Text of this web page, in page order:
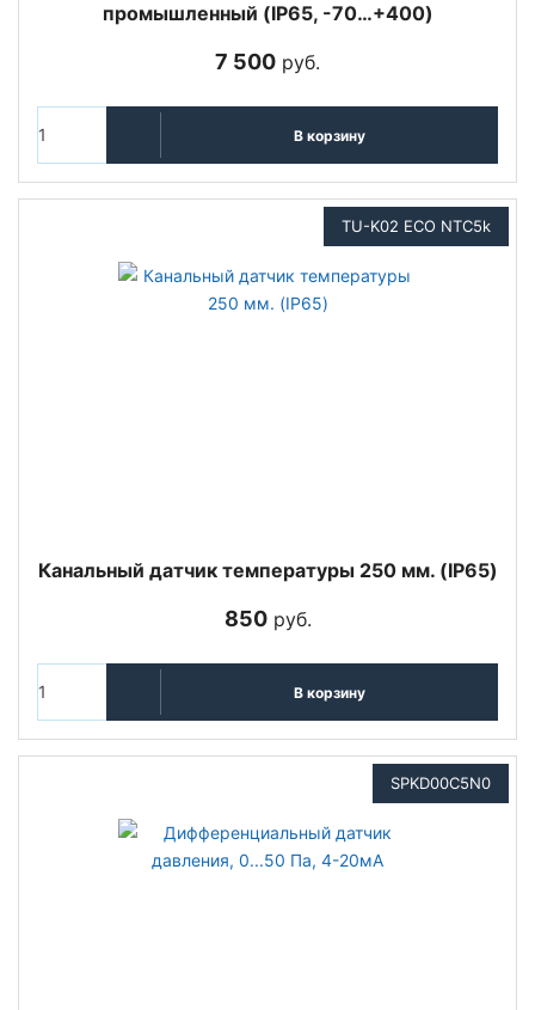
промышленный (IP65, -70…+400)
7 500 руб.
В корзину
TU-K02 ECO NTC5k
Канальный датчик температуры 250 мм. (IP65)
850руб.
В корзину
SPKD00C5N0